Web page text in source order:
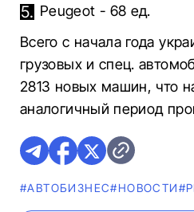
Peugeot - 68 ед.
Всего с начала года
грузовых и спец.
2813 новых машин, что
аналогичный период
#AВТОБИЗНЕС#НОВОСТИ